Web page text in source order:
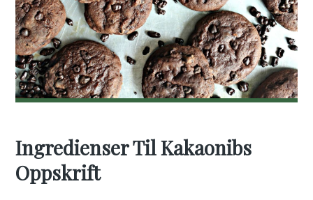
Ingredienser Til Kakaonibs
Oppskrift